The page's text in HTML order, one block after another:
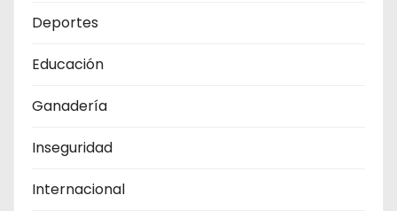
Deportes
Educación
Ganadería
Inseguridad
Internacional